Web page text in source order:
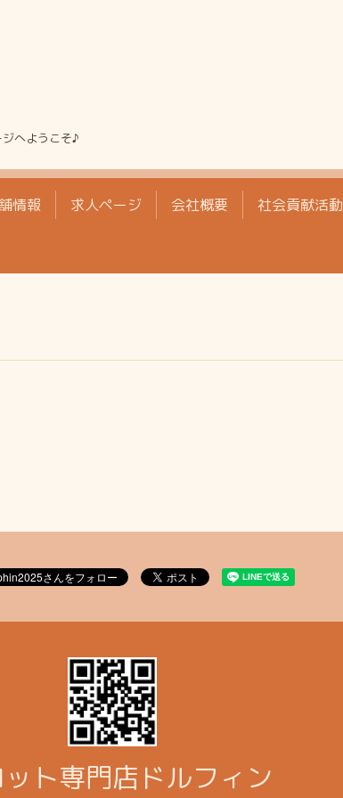
へようこそ♪
情報 求人ページ 会社概要 社会貢献活動
ット専門店ドルフィン